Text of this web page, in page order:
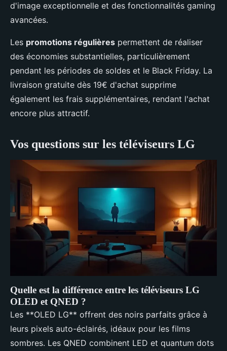
d'image exceptionnelle et des fonctionnalités gaming
avancées.
Les promotions régulières permettent de réaliser
des économies substantielles, particulièrement
pendant les périodes de soldes et le Black Friday. La
livraison gratuite dès 19€ d'achat supprime
également les frais supplémentaires, rendant l'achat
encore plus attractif.
Vos questions sur les téléviseurs LG
Quelle est la différence entre les téléviseurs LG
OLED et QNED ?
Les **OLED LG** offrent des noirs parfaits grâce à
leurs pixels auto-éclairés, idéaux pour les films
sombres. Les QNED combinent LED et quantum dots